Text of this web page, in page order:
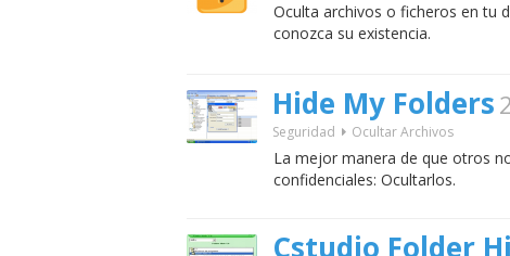
Oculta archivos o ficheros en tu
conozca su existencia.
Hide My Folders
Seguridad Ocultar Archivos
La mejor manera de que otros
confidenciales: Ocultarlos.
Cstudio Folder